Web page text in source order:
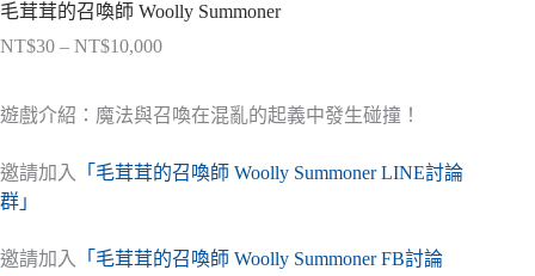
毛茸茸的召喚師 Woolly Summoner
NT$30 – NT$10,000價
範
NT$30
到
遊戲介紹：魔法與召喚在混亂的起義中發生碰撞！
邀請加入
「毛茸茸的召喚師 Woolly Summoner LINE討論
群」
邀請加入
「毛茸茸的召喚師 Woolly Summoner FB討論